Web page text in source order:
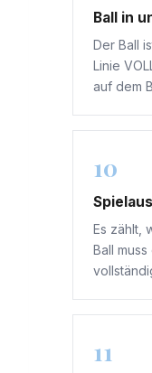
Ball in
Der Ball
Linie
auf dem
10
Es zählt,
Ball
11